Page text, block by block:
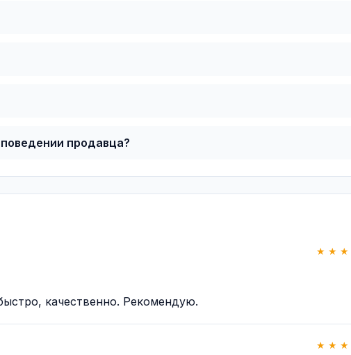
продавца?
★ ★ ★
качественно. Рекомендую.
★ ★ ★